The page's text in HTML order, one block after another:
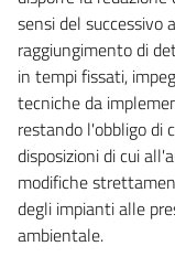
118
119
120
121
122
123
sensi del successivo
raggiungimento di
in tempi fissati,
tecniche da
restando l'obbligo di
disposizioni di cui
modifiche
degli impianti alle
ambientale.